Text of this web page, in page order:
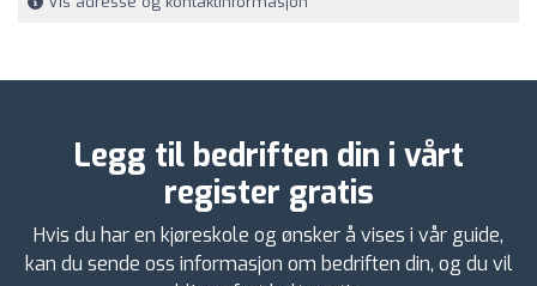
Legg til bedriften din i vårt
register gratis
Hvis du har en kjøreskole og ønsker å vises i vår guide,
kan du sende oss informasjon om bedriften din, og du vil